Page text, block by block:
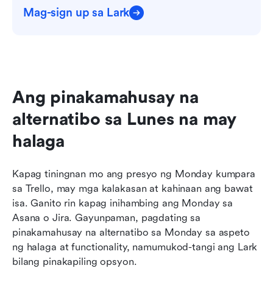
Mag-sign up sa Lark
Ang pinakamahusay na
alternatibo sa Lunes na may
halaga
Kapag tiningnan mo ang presyo ng Monday kumpara
sa Trello, may mga kalakasan at kahinaan ang bawat
isa. Ganito rin kapag inihambing ang Monday sa
Asana o Jira. Gayunpaman, pagdating sa
pinakamahusay na alternatibo sa Monday sa aspeto
ng halaga at functionality, namumukod-tangi ang Lark
bilang pinakapiling opsyon.